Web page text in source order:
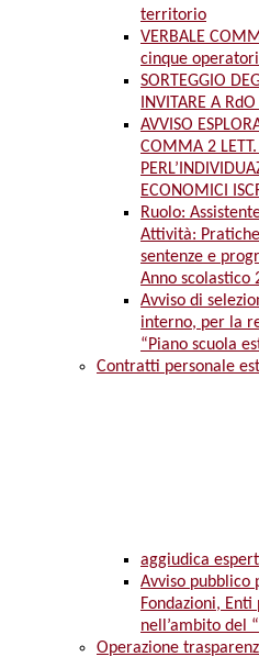
territorio
VERBALE
cinque
SORTEGGIO
INVITARE A
AVVISO
COMMA 2
ECONOMICI
Ruolo:
Attività:
sentenze e
Anno scolastico
Avviso di
interno, per la
“Piano scuola
Contratti personale
aggiudica
Avviso pubblico
Fondazioni,
nell’ambito del
Operazione